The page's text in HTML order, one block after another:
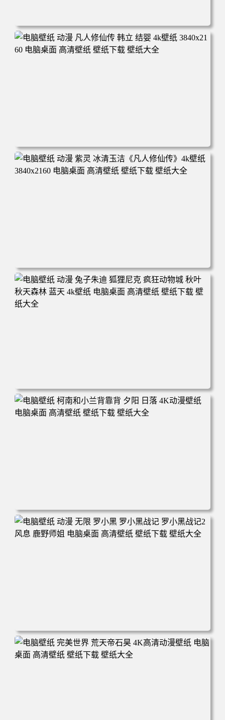
电脑壁纸 动漫角色 卡通场景 夏日休闲 夏日壁纸 治愈系 童
年回忆 荷塘荷叶 蜡笔小新 电脑桌面 高清壁纸 壁纸下载 壁
电脑壁纸 动漫 凡人修仙传 韩立 结婴 4k壁纸 3840x2160 电
脑桌面 高清壁纸 壁纸下载 壁纸大全
电脑壁纸 动漫 紫灵 冰清玉洁《凡人修仙传》4k壁纸 3840x2
160 电脑桌面 高清壁纸 壁纸下载 壁纸大全
电脑壁纸 动漫 兔子朱迪 狐狸尼克 疯狂动物城 秋叶 秋天森
林 蓝天 4k壁纸 电脑桌面 高清壁纸 壁纸下载 壁纸大全
电脑壁纸 柯南和小兰背靠背 夕阳 日落 4K动漫壁纸 电脑桌
面 高清壁纸 壁纸下载 壁纸大全
电脑壁纸 动漫 无限 罗小黑 罗小黑战记 罗小黑战记2 风息
鹿野师姐 电脑桌面 高清壁纸 壁纸下载 壁纸大全